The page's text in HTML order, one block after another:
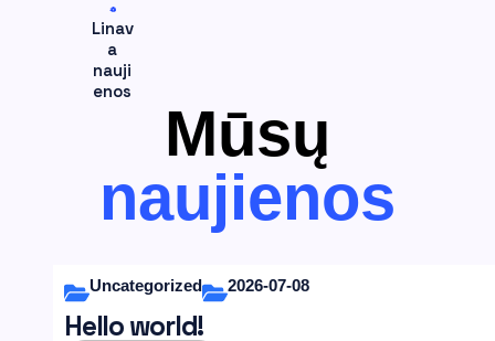
Linav
a
nauji
enos
Mūsų
naujienos
Uncategorized 2026-07-08
Hello world!